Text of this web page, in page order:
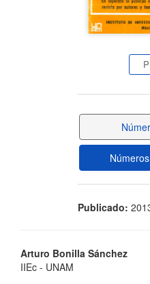
Publicado:
Contenido
Arturo Bonilla Sánchez
IIEc - UNAM